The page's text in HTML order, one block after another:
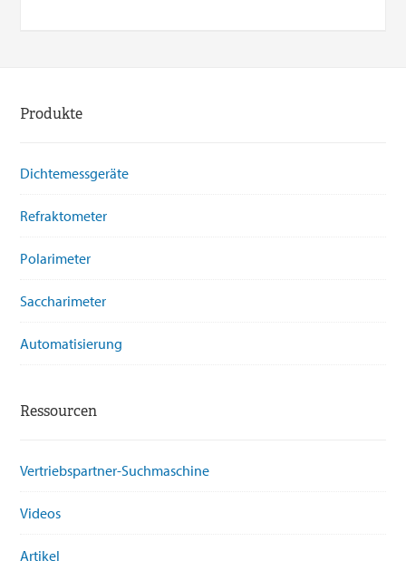
Produkte
Dichtemessgeräte
Refraktometer
Polarimeter
Saccharimeter
Automatisierung
Ressourcen
Vertriebspartner-Suchmaschine
Videos
Artikel